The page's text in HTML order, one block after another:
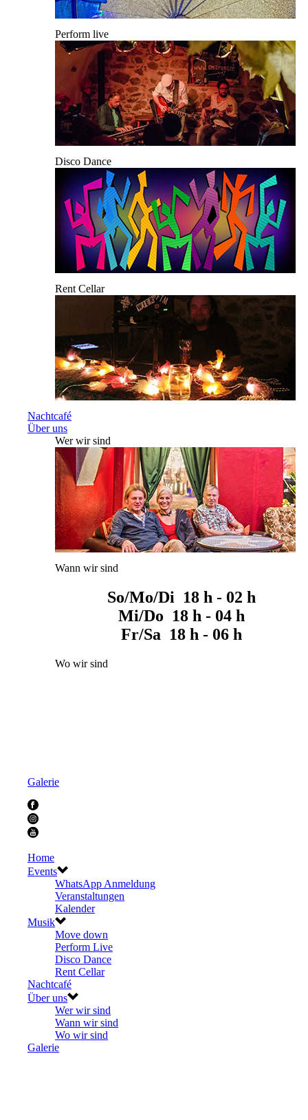
Perform live
Disco Dance
Rent Cellar
Nachtcafé
Über uns
Wer wir sind
Wann wir sind
So/Mo/Di 18 h - 02 h
Mi/Do 18 h - 04 h
Fr/Sa 18 h - 06 h
Wo wir sind
Galerie
Home
Events
WhatsApp Anmeldung
Veranstaltungen
Kalender
Musik
Move down
Perform Live
Disco Dance
Rent Cellar
Nachtcafé
Über uns
Wer wir sind
Wann wir sind
Wo wir sind
Galerie